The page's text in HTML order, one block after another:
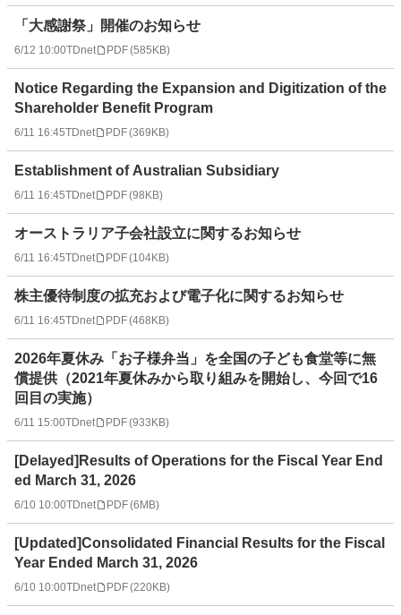
「大感謝祭」開催のお知らせ
6/12 10:00TDnet PDF(585KB)
Notice Regarding the Expansion and Digitization of the
Shareholder Benefit Program
6/11 16:45TDnet PDF(369KB)
Establishment of Australian Subsidiary
6/11 16:45TDnet PDF(98KB)
オーストラリア子会社設立に関するお知らせ
6/11 16:45TDnet PDF(104KB)
株主優待制度の拡充および電子化に関するお知らせ
6/11 16:45TDnet PDF(468KB)
2026年夏休み「お子様弁当」を全国の子ども食堂等に無
償提供（2021年夏休みから取り組みを開始し、今回で16
回目の実施）
6/11 15:00TDnet PDF(933KB)
[Delayed]Results of Operations for the Fiscal Year End
ed March 31, 2026
6/10 10:00TDnet PDF(6MB)
[Updated]Consolidated Financial Results for the Fiscal
Year Ended March 31, 2026
6/10 10:00TDnet PDF(220KB)